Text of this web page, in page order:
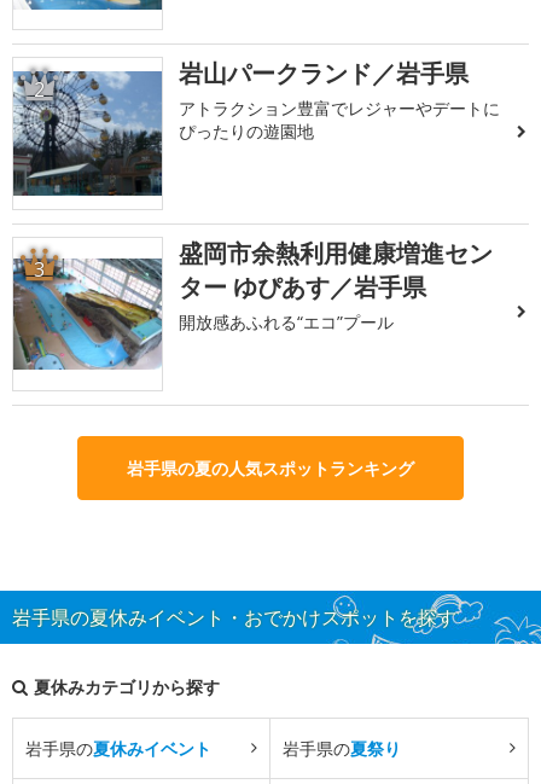
2 岩山パークランド／岩手県
アトラクション豊富でレジャーやデートに
ぴったりの遊園地
3
盛岡市余熱利用健康増進セン
ター ゆぴあす／岩手県
開放感あふれる“エコ”プール
岩手県の夏の人気スポットランキング
岩手県の夏休みイベント・おでかけスポットを探す
夏休みカテゴリから探す
岩手県の夏休みイベント 岩手県の夏祭り